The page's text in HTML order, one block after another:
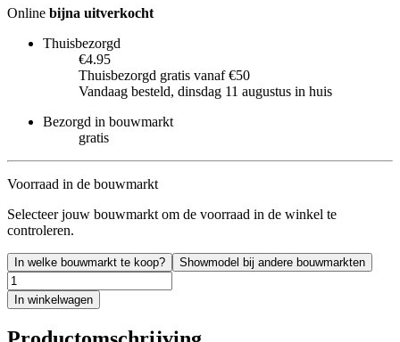
Online bijna uitverkocht
Thuisbezorgd
€4.95
Thuisbezorgd gratis vanaf €50
Vandaag besteld, dinsdag 11 augustus in huis
Bezorgd in bouwmarkt
gratis
Voorraad in de bouwmarkt
Selecteer jouw bouwmarkt om de voorraad in de winkel te
controleren.
In welke bouwmarkt te koop? Showmodel bij andere bouwmarkten
In winkelwagen